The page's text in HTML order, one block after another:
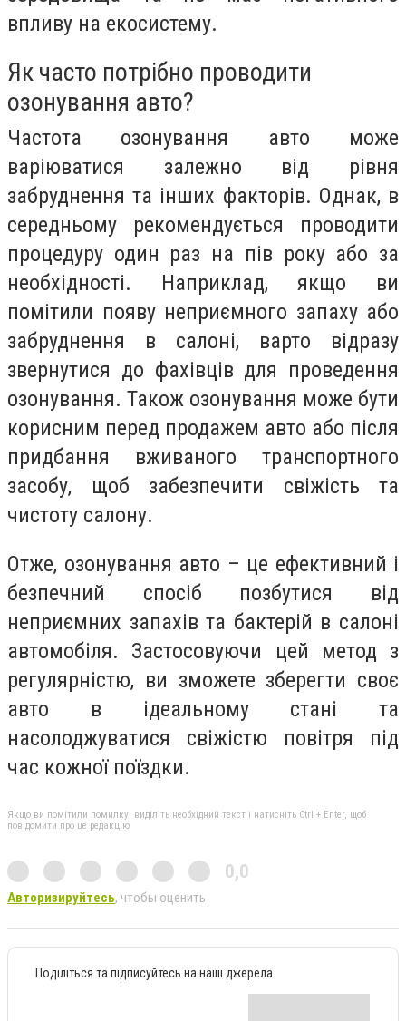
впливу на екосистему.
Як часто потрібно проводити
озонування авто?
Частота озонування авто може
варіюватися залежно від рівня
забруднення та інших факторів. Однак, в
середньому рекомендується проводити
процедуру один раз на пів року або за
необхідності. Наприклад, якщо ви
помітили появу неприємного запаху або
забруднення в салоні, варто відразу
звернутися до фахівців для проведення
озонування. Також озонування може бути
корисним перед продажем авто або після
придбання вживаного транспортного
засобу, щоб забезпечити свіжість та
чистоту салону.
Отже, озонування авто – це ефективний і
безпечний спосіб позбутися від
неприємних запахів та бактерій в салоні
автомобіля. Застосовуючи цей метод з
регулярністю, ви зможете зберегти своє
авто в ідеальному стані та
насолоджуватися свіжістю повітря під
час кожної поїздки.
Якщо ви помітили помилку, виділіть необхідний текст і натисніть Ctrl + Enter, щоб
повідомити про це редакцію
0,0
Авторизируйтесь, чтобы оценить
Поділіться та підписуйтесь на наші джерела